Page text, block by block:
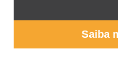
Saiba